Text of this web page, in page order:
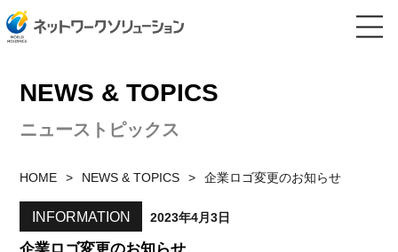
NEWS & TOPICS
ニューストピックス
HOME NEWS & TOPICS 企業ロゴ変更のお知らせ
INFORMATION 2023年4月3日